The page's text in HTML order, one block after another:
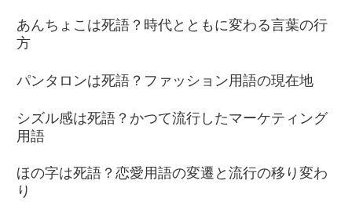
あんちょこは死語？時代とともに変わる言葉の行
方
パンタロンは死語？ファッション用語の現在地
シズル感は死語？かつて流行したマーケティング
用語
ほの字は死語？恋愛用語の変遷と流行の移り変わ
り